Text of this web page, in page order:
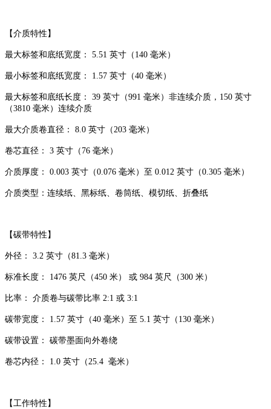
【介质特性】
最大标签和底纸宽度： 5.51 英寸（140 毫米）
最小标签和底纸宽度： 1.57 英寸（40 毫米）
最大标签和底纸长度： 39 英寸（991 毫米）非连续介质，150 英寸
（3810 毫米）连续介质
最大介质卷直径： 8.0 英寸（203 毫米）
卷芯直径： 3 英寸（76 毫米）
介质厚度： 0.003 英寸（0.076 毫米）至 0.012 英寸（0.305 毫米）
介质类型：连续纸、黑标纸、卷筒纸、模切纸、折叠纸
【碳带特性】
外径： 3.2 英寸（81.3 毫米）
标准长度： 1476 英尺（450 米） 或 984 英尺（300 米）
比率： 介质卷与碳带比率 2:1 或 3:1
碳带宽度： 1.57 英寸（40 毫米）至 5.1 英寸（130 毫米）
碳带设置： 碳带墨面向外卷绕
卷芯内径： 1.0 英寸（25.4 毫米）
【工作特性】